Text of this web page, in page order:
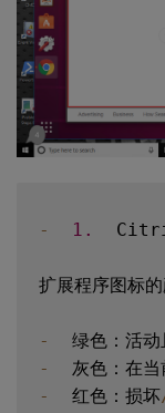
- 1.
扩展程序图标
-
-
灰色：在当
-
  红色：损坏